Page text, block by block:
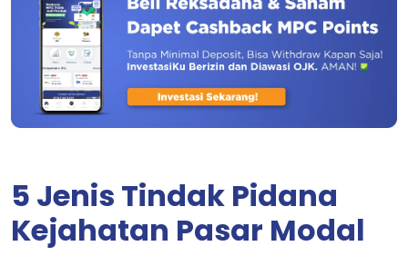
5 Jenis Tindak Pidana
Kejahatan Pasar Modal